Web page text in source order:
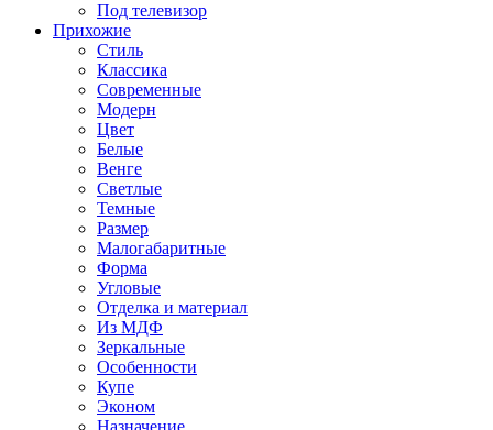
Под телевизор
Прихожие
Стиль
Классика
Современные
Модерн
Цвет
Белые
Венге
Светлые
Темные
Размер
Малогабаритные
Форма
Угловые
Отделка и материал
Из МДФ
Зеркальные
Особенности
Купе
Эконом
Назначение